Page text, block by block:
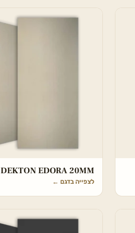
DEKTON EDORA 20MM
לצפייה בדגם ←